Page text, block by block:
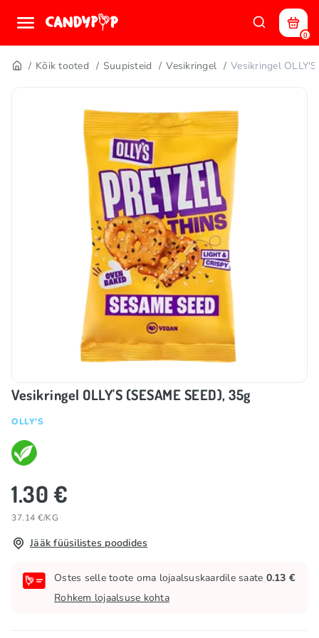
0
Kõik tooted Suupisteid Vesikringel Vesikringel
Vesikringel OLLY'S (SESAME SEED), 35g
OLLY'S
1.30 €
37.14 €/KG
Jääk füüsilistes poodides
Ostes selle toote oma lojaalsuskaardile saate 0.13 €
Rohkem lojaalsuse kohta